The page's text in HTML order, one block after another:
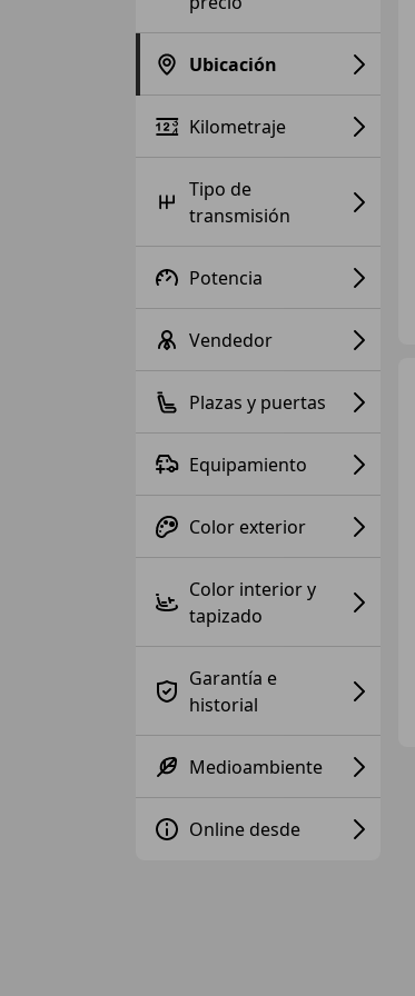
Ubicación
Kilometraje
Tipo de
transmisión
Potencia
Vendedor
Plazas y puertas
Equipamiento
Color exterior
Color interior y
tapizado
Garantía e
historial
Medioambiente
Online desde